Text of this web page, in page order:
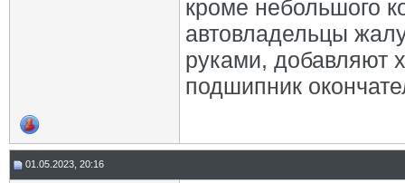
кроме небольшого
автовладельцы
руками, добавляют
подшипник
01.05.2023, 20:16